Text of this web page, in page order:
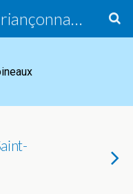
LPO PACA Pays Briançonnais, groupe local